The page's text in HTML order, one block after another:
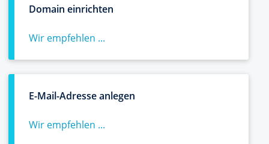
Domain einrichten
Wir empfehlen ...
E-Mail-Adresse anlegen
Wir empfehlen ...